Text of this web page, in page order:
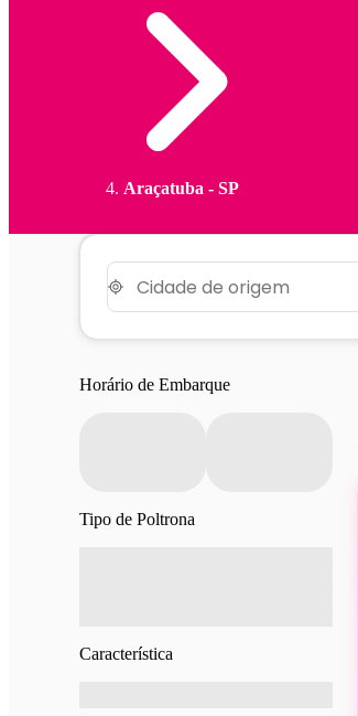
Araçatuba - SP
Horário de Embarque
Tipo de Poltrona
Característica